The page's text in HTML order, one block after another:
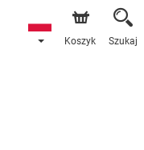
Koszyk Szukaj